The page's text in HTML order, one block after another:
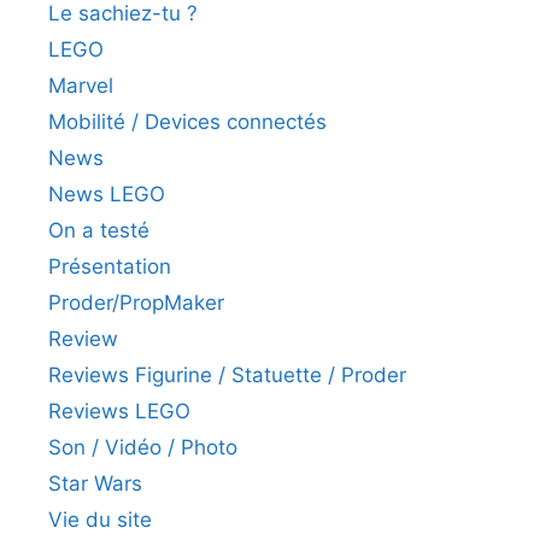
Le sachiez-tu ?
LEGO
Marvel
Mobilité / Devices connectés
News
News LEGO
On a testé
Présentation
Proder/PropMaker
Review
Reviews Figurine / Statuette / Proder
Reviews LEGO
Son / Vidéo / Photo
Star Wars
Vie du site